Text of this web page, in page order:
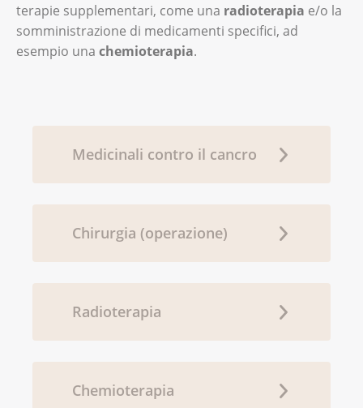
terapie supplementari, come una radioterapia e/o la
somministrazione di medicamenti specifici, ad
esempio una chemioterapia.
Medicinali contro il cancro
Chirurgia (operazione)
Radioterapia
Chemioterapia